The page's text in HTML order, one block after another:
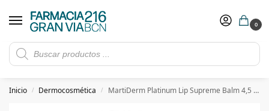
0
Rebajas de verano hasta -30%
​ 5€ de descuento con el cupón 5GRANVIA (compras superiores a 150€)
Inicio / Dermocosmética / MartiDerm Platinum Lip Supreme Balm 4,5 ml